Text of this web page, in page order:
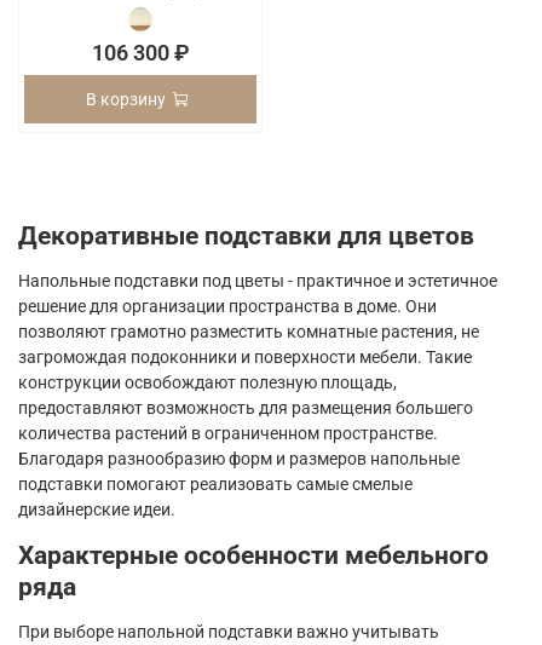
106 300 ₽
В корзину
Декоративные подставки для цветов
Напольные подставки под цветы - практичное и эстетичное
решение для организации пространства в доме. Они
позволяют грамотно разместить комнатные растения, не
загромождая подоконники и поверхности мебели. Такие
конструкции освобождают полезную площадь,
предоставляют возможность для размещения большего
количества растений в ограниченном пространстве.
Благодаря разнообразию форм и размеров напольные
подставки помогают реализовать самые смелые
дизайнерские идеи.
Характерные особенности мебельного
ряда
При выборе напольной подставки важно учитывать